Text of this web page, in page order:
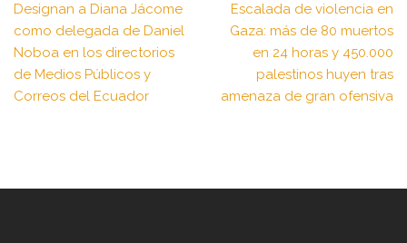
Designan a Diana Jácome
como delegada de Daniel
Noboa en los directorios
de Medios Públicos y
Correos del Ecuador
Escalada de violencia en
Gaza: más de 80 muertos
en 24 horas y 450.000
palestinos huyen tras
amenaza de gran ofensiva